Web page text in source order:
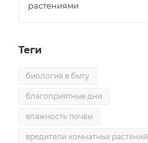
растениями
Теги
биология в быту
благоприятные дни
влажность почвы
вредители комнатных растений